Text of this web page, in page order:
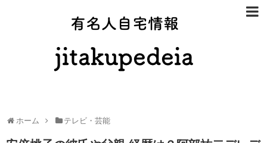
ホーム テレビ・芸能